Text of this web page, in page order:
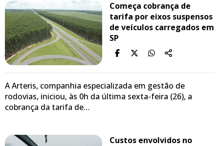
Começa cobrança de
tarifa por eixos suspensos
de veículos carregados em
SP
A Arteris, companhia especializada em gestão de
rodovias, iniciou, às 0h da última sexta-feira (26), a
cobrança da tarifa de…
Custos envolvidos no